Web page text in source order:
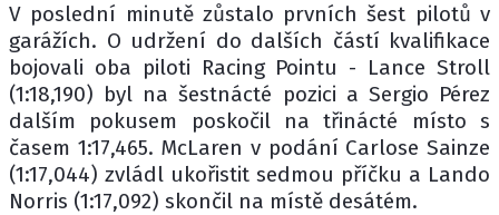
V poslední minutě zůstalo prvních šest pilotů v
garážích. O udržení do dalších částí kvalifikace
bojovali oba piloti Racing Pointu - Lance Stroll
(1:18,190) byl na šestnácté pozici a Sergio Pérez
dalším pokusem poskočil na třinácté místo s
časem 1:17,465. McLaren v podání Carlose Sainze
(1:17,044) zvládl ukořistit sedmou příčku a Lando
Norris (1:17,092) skončil na místě desátém.